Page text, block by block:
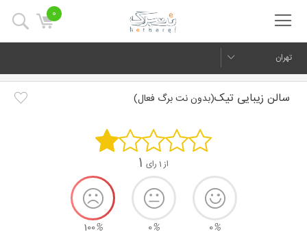
0
تهران
سالن زیبایی تیک(بدون نت برگ فعال)
از 1 رای 1
0%
0%
100%